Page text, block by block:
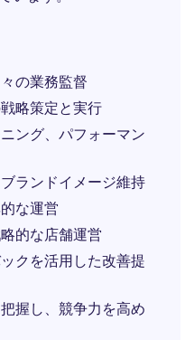
の業務監督
略策定と実行
ング、パフォーマン
ランドイメージ維持
な運営
的な店舗運営
クを活用した改善提
握し、競争力を高め